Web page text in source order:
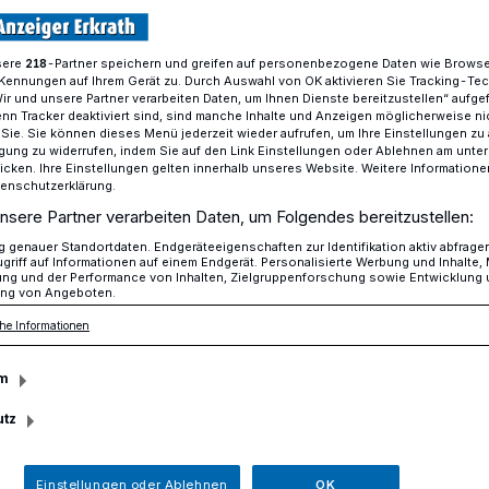
Erlebnisturm​
wurden
Neanderthal Museum feiert
Gästen.
218-Partner speichern und greifen auf personenbezogene Daten wie
auf Ihrem Gerät zu. Durch Auswahl von OK aktivieren Sie Tracking-
und unsere Partner verarbeiten Daten, um Ihnen Dienste bereitzustellen“
Tracker deaktiviert sind, sind manche Inhalte und Anzeigen möglicherweise
Sie können dieses Menü jederzeit wieder aufrufen, um Ihre Einstellungen zu
zu widerrufen, indem Sie auf den Link Einstellungen oder Ablehnen am
Ihre Einstellungen gelten innerhalb unseres Website. Weitere
Partner verarbeiten Daten, um Folgendes bereitzustellen:
genauer Standortdaten. Endgeräteeigenschaften zur Identifikation aktiv
auf Informationen auf einem Endgerät. Personalisierte Werbung und Inhalte,
und der Performance von Inhalten, Zielgruppenforschung sowie Entwicklung
von Angeboten.
Informationen
Einstellungen oder Ablehnen OK